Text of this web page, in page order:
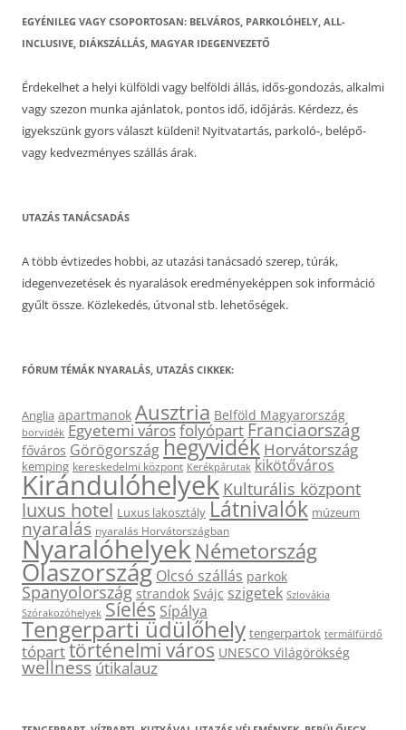
EGYÉNILEG VAGY CSOPORTOSAN: BELVÁROS, PARKOLÓHELY, ALL-
INCLUSIVE, DIÁKSZÁLLÁS, MAGYAR IDEGENVEZETŐ
Érdekelhet a helyi külföldi vagy belföldi állás, idős-gondozás, alkalmi
vagy szezon munka ajánlatok, pontos idő, időjárás. Kérdezz, és
igyekszünk gyors választ küldeni! Nyitvatartás, parkoló-, belépő-
vagy kedvezményes szállás árak.
UTAZÁS TANÁCSADÁS
A több évtizedes hobbi, az utazási tanácsadó szerep, túrák,
idegenvezetések és nyaralások eredményeképpen sok információ
gyűlt össze. Közlekedés, útvonal stb. lehetőségek.
FÓRUM TÉMÁK NYARALÁS, UTAZÁS CIKKEK:
Anglia apartmanok Ausztria Belföld Magyarország
borvidék Egyetemi városfolyópartFranciaország
főváros Görögországhegyvidék Horvátország
kemping kereskedelmi központ Kerékpárutak kikötőváros
Kirándulóhelyek Kulturális központ
luxus hotel Luxus lakosztály Látnivalók múzeum
nyaralás nyaralás Horvátországban
Nyaralóhelyek Németország
Olaszország Olcsó szállás parkok
Spanyolország strandok Svájc szigetek Szlovákia
Szórakozóhelyek Síelés Sípálya
Tengerparti üdülőhely tengerpartok termálfürdő
tóparttörténelmi város UNESCO Világörökség
wellnessútikalauz